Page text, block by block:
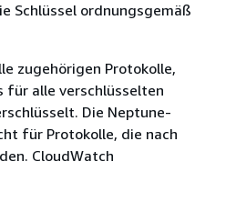
Schlüssel ordnungsgemäß
zugehörigen Protokolle,
für alle verschlüsselten
Die Neptune-
für Protokolle, die nach
CloudWatch